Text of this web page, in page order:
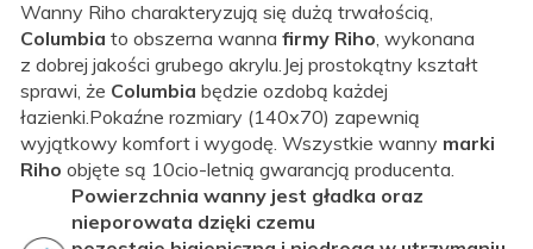
Wanny Riho charakteryzują się dużą trwałością,
Columbia to obszerna wanna firmy Riho , wykonana
z dobrej jakości grubego akrylu.Jej prostokątny kształt
sprawi, że Columbia będzie ozdobą każdej
łazienki. Pokaźne rozmiary (140x70) zapewnią
wyjątkowy komfort i wygodę. Wszystkie wanny marki
Riho objęte są 10cio-letnią gwarancją producenta.
Powierzchnia wanny jest gładka oraz
nieporowata dzięki czemu